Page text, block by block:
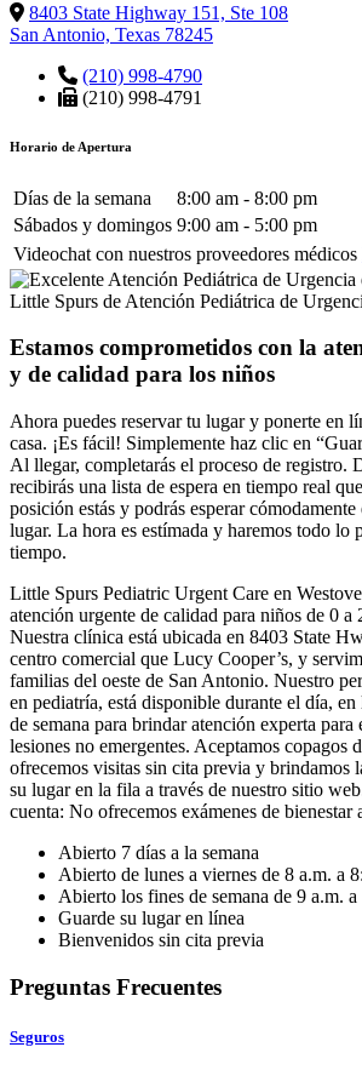
8403 State Highway 151, Ste 108
San Antonio, Texas 78245
(210) 998-4790
(210) 998-4791
Horario de Apertura
Días de la semana
8:00 am - 8:00 pm
Sábados y domingos 9:00 am - 5:00 pm
Videochat con nuestros proveedores médicos
Estamos comprometidos con la
y de calidad para los niños
Ahora puedes reservar tu lugar y ponerte en
casa. ¡Es fácil! Simplemente haz clic en
Al llegar, completarás el proceso de registro.
recibirás una lista de espera en tiempo real
posición estás y podrás esperar
lugar. La hora es estímada y haremos todo lo
tiempo.
Little Spurs Pediatric Urgent Care en
atención urgente de calidad para niños de 0 a
Nuestra clínica está ubicada en 8403 State
centro comercial que Lucy Cooper’s, y
familias del oeste de San Antonio. Nuestro
en pediatría, está disponible durante el día,
de semana para brindar atención experta para
lesiones no emergentes. Aceptamos copagos
ofrecemos visitas sin cita previa y brindamos
su lugar en la fila a través de nuestro sitio
cuenta: No ofrecemos exámenes de bienestar
Abierto 7 días a la semana
Abierto de lunes a viernes de 8 a.m. a
Abierto los fines de semana de 9 a.m. a
Guarde su lugar en línea
Bienvenidos sin cita previa
Preguntas Frecuentes
Seguros